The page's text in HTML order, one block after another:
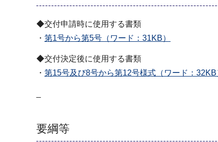
◆交付申請時に使用する書類
・ 第1号から第5号（ワード：31KB）
◆交付決定後に使用する書類
・ 第15号及び8号から第12号様式（ワード：32KB
要綱等